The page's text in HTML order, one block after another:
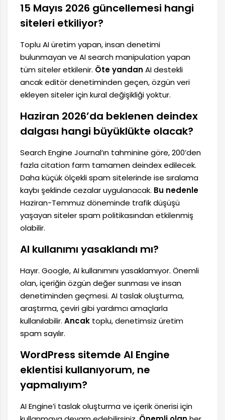
15 Mayıs 2026 güncellemesi hangi
siteleri etkiliyor?
Toplu AI üretim yapan, insan denetimi
bulunmayan ve AI search manipulation yapan
tüm siteler etkilenir. Öte yandan AI destekli
ancak editör denetiminden geçen, özgün veri
ekleyen siteler için kural değişikliği yoktur.
Haziran 2026’da beklenen deindex
dalgası hangi büyüklükte olacak?
Search Engine Journal’ın tahminine göre, 200’den
fazla citation farm tamamen deindex edilecek.
Daha küçük ölçekli spam sitelerinde ise sıralama
kaybı şeklinde cezalar uygulanacak. Bu nedenle
Haziran-Temmuz döneminde trafik düşüşü
yaşayan siteler spam politikasından etkilenmiş
olabilir.
AI kullanımı yasaklandı mı?
Hayır. Google, AI kullanımını yasaklamıyor. Önemli
olan, içeriğin özgün değer sunması ve insan
denetiminden geçmesi. AI taslak oluşturma,
araştırma, çeviri gibi yardımcı amaçlarla
kullanılabilir. Ancak toplu, denetimsiz üretim
spam sayılır.
WordPress sitemde AI Engine
eklentisi kullanıyorum, ne
yapmalıyım?
AI Engine’i taslak oluşturma ve içerik önerisi için